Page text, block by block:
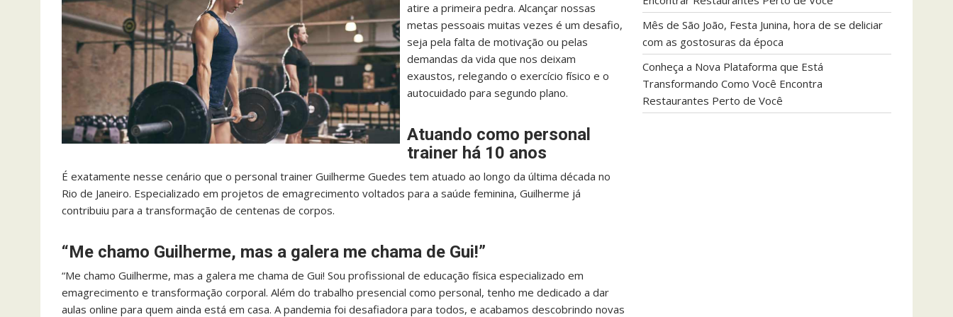
atire a primeira pedra. Alcançar nossas
metas pessoais muitas vezes é um desafio,
seja pela falta de motivação ou pelas
demandas da vida que nos deixam
exaustos, relegando o exercício físico e o
autocuidado para segundo plano.
Atuando como personal
trainer há 10 anos
É exatamente nesse cenário que o personal trainer Guilherme Guedes tem atuado ao longo da última década no
Rio de Janeiro. Especializado em projetos de emagrecimento voltados para a saúde feminina, Guilherme já
contribuiu para a transformação de centenas de corpos.
“Me chamo Guilherme, mas a galera me chama de Gui!”
“Me chamo Guilherme, mas a galera me chama de Gui! Sou profissional de educação física especializado em
emagrecimento e transformação corporal. Além do trabalho presencial como personal, tenho me dedicado a dar
aulas online para quem ainda está em casa. A pandemia foi desafiadora para todos, e acabamos descobrindo novas
Mês de São João, Festa Junina, hora de se deliciar
com as gostosuras da época
Conheça a Nova Plataforma que Está
Transformando Como Você Encontra
Restaurantes Perto de Você